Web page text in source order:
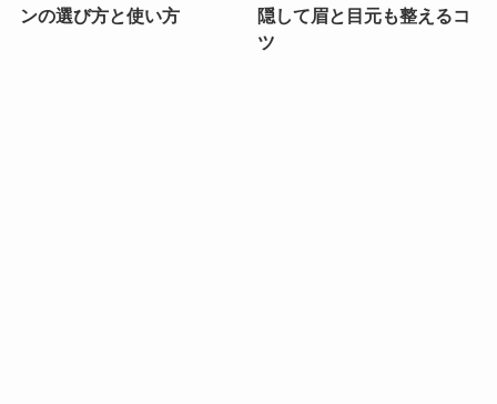
ンの選び方と使い方
隠して眉と目元も整えるコ
ツ